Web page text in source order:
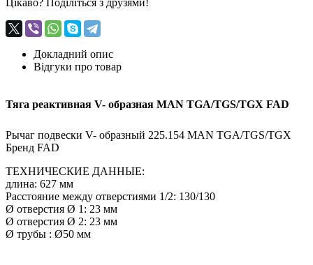
Докладний опис
Відгуки про товар
Тяга реактивная V- образная MAN TGA/TGS/TGX FAD
Рычаг подвески V- образный 225.154 MAN TGA/TGS/TGX
Бренд FAD
ТЕХНИЧЕСКИЕ ДАННЫЕ:
длина: 627 мм
Расстояние между отверстиями 1/2: 130/130
Ø отверстия Ø 1: 23 мм
Ø отверстия Ø 2: 23 мм
Ø трубы : Ø50 мм